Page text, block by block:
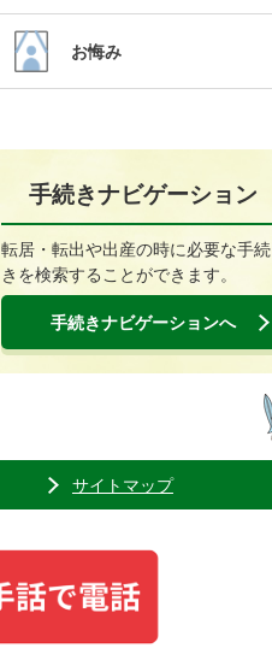
お悔み
手続きナビゲーション
転居・転出や出産の時に必要な手続
きを検索することができます。
手続きナビゲーションへ
サイトマップ